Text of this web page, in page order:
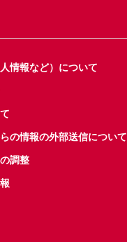
情報など）について
の情報の外部送信について
調整